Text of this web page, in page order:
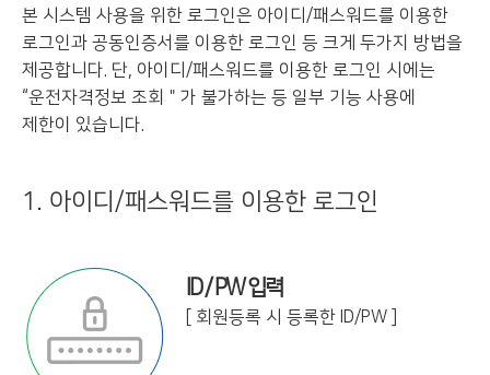
본 시스템 사용을 위한 로그인은 아이디/패스워드를 이용한
로그인과 공동인증서를 이용한 로그인 등 크게 두가지 방법을
제공합니다. 단, 아이디/패스워드를 이용한 로그인 시에는
“운전자격정보 조회＂가 불가하는 등 일부 기능 사용에
제한이 있습니다.
1. 아이디/패스워드를 이용한 로그인
ID / PW 입력
[ 회원등록 시 등록한 ID/PW ]